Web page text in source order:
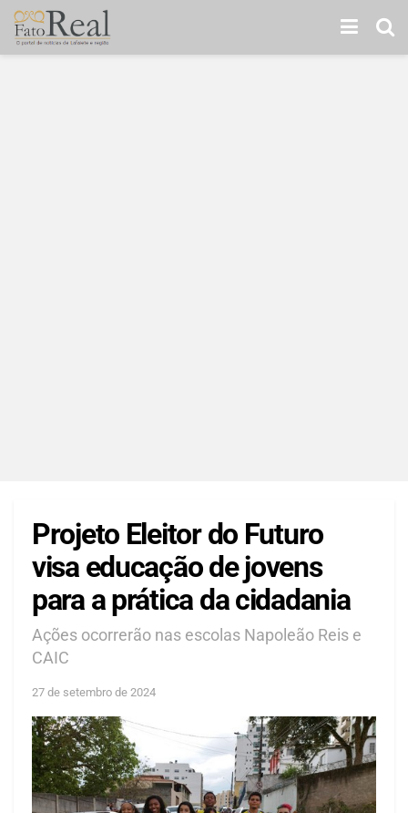
Projeto Eleitor do Futuro
visa educação de jovens
para a prática da cidadania
Ações ocorrerão nas escolas Napoleão Reis e
CAIC
27 de setembro de 2024